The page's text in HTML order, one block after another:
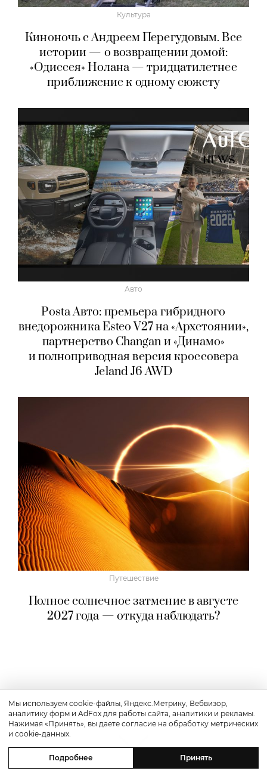
Культура
Киноночь с Андреем Перегудовым. Все
истории — о возвращении домой:
«Одиссея» Нолана — тридцатилетнее
приближение к одному сюжету
Авто
Posta Авто: премьера гибридного
внедорожника Esteo V27 на «Архстоянии»,
партнерство Changan и «Динамо»
и полноприводная версия кроссовера
Jeland J6 AWD
Путешествие
Полное солнечное затмение в августе
2027 года — откуда наблюдать?
Мы используем cookie-файлы, Яндекс.Метрику, Вебвизор,
аналитику форм и AdFox для работы сайта, аналитики и рекламы.
Нажимая «Принять», вы даете согласие на обработку метрических
и cookie-данных.
Подробнее Принять